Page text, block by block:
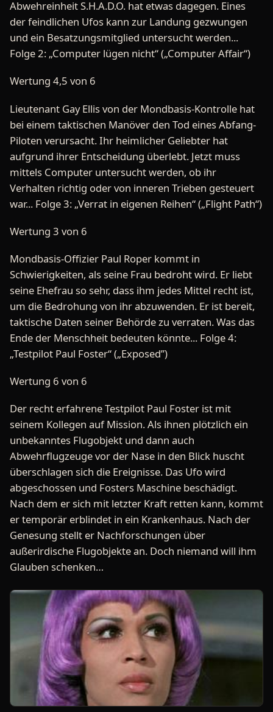
Abwehreinheit S.H.A.D.O. hat etwas dagegen. Eines
der feindlichen Ufos kann zur Landung gezwungen
und ein Besatzungsmitglied untersucht werden...
Folge 2: „Computer lügen nicht“ („Computer Affair“)
Wertung 4,5 von 6
Lieutenant Gay Ellis von der Mondbasis-Kontrolle hat
bei einem taktischen Manöver den Tod eines Abfang-
Piloten verursacht. Ihr heimlicher Geliebter hat
aufgrund ihrer Entscheidung überlebt. Jetzt muss
mittels Computer untersucht werden, ob ihr
Verhalten richtig oder von inneren Trieben gesteuert
war... Folge 3: „Verrat in eigenen Reihen“ („Flight Path“)
Wertung 3 von 6
Mondbasis-Offizier Paul Roper kommt in
Schwierigkeiten, als seine Frau bedroht wird. Er liebt
seine Ehefrau so sehr, dass ihm jedes Mittel recht ist,
um die Bedrohung von ihr abzuwenden. Er ist bereit,
taktische Daten seiner Behörde zu verraten. Was das
Ende der Menschheit bedeuten könnte... Folge 4:
„Testpilot Paul Foster“ („Exposed”)
Wertung 6 von 6
Der recht erfahrene Testpilot Paul Foster ist mit
seinem Kollegen auf Mission. Als ihnen plötzlich ein
unbekanntes Flugobjekt und dann auch
Abwehrflugzeuge vor der Nase in den Blick huscht
überschlagen sich die Ereignisse. Das Ufo wird
abgeschossen und Fosters Maschine beschädigt.
Nach dem er sich mit letzter Kraft retten kann, kommt
er temporär erblindet in ein Krankenhaus. Nach der
Genesung stellt er Nachforschungen über
außerirdische Flugobjekte an. Doch niemand will ihm
Glauben schenken…